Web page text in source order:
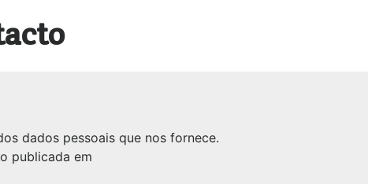
dados pessoais que nos fornece.
publicada em